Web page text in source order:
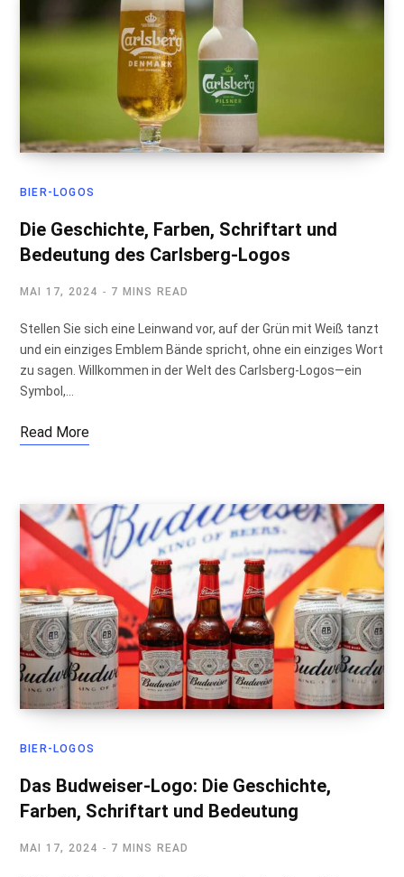
BIER-LOGOS
Die Geschichte, Farben, Schriftart und
Bedeutung des Carlsberg-Logos
MAI 17, 2024 7 MINS READ
Stellen Sie sich eine Leinwand vor, auf der Grün mit Weiß tanzt
und ein einziges Emblem Bände spricht, ohne ein einziges Wort
zu sagen. Willkommen in der Welt des Carlsberg-Logos—ein
Symbol,…
Read More
BIER-LOGOS
Das Budweiser-Logo: Die Geschichte,
Farben, Schriftart und Bedeutung
MAI 17, 2024 7 MINS READ